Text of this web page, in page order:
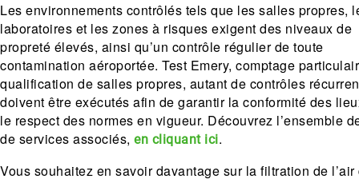
Les environnements contrôlés tels que les salles propres,
laboratoires et les zones à risques exigent des niveaux de
propreté élevés, ainsi qu’un contrôle régulier de toute
contamination aéroportée. Test Emery, comptage
qualification de salles propres, autant de contrôles
doivent être exécutés afin de garantir la conformité des
le respect des normes en vigueur. Découvrez l’ensemble
de services associés, en cliquant ici.
Vous souhaitez en savoir davantage sur la filtration de l’air